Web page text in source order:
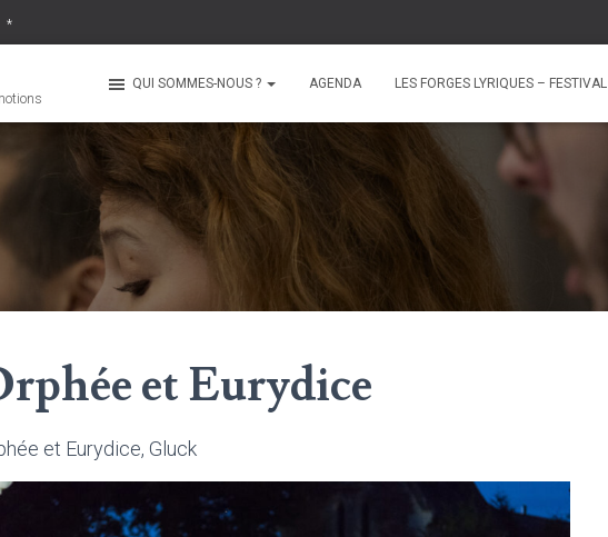
*
QUI SOMMES-NOUS ? AGENDA LES FORGES LYRIQUES – FESTIVAL
et Eurydice
et Eurydice, Gluck